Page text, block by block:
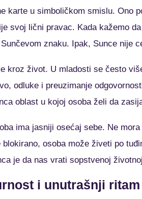
karte u simboličkom smislu. Ono
svoj lični pravac. Kada kažemo
znaku. Ipak, Sunce nije
kroz život. U mladosti se često
odluke i preuzimanje
oblast u kojoj osoba želi da
ima jasniji osećaj sebe. Ne
osoba može živeti po
je da nas vrati sopstvenoj
i unutrašnji ritam